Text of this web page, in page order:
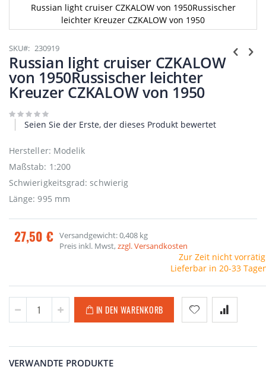
Russian light cruiser CZKALOW von 1950Russischer
leichter Kreuzer CZKALOW von 1950
Anfang
der
Bildgalerie
springen
SKU 230919
Russian light cruiser CZKALOW
von 1950Russischer leichter
Kreuzer CZKALOW von 1950
Seien Sie der Erste, der dieses Produkt bewertet
Hersteller: Modelik
Maßstab: 1:200
Schwierigkeitsgrad: schwierig
Länge: 995 mm
27,50 € Versandgewicht: 0,408 kg
Preis inkl. Mwst,zzgl. Versandkosten
Zur Zeit nicht
Lieferbar in 20-33
IN DEN WARENKORB
VERWANDTE PRODUKTE